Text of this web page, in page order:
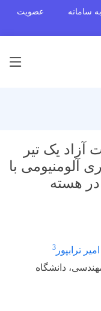
سامانه عضویت
آزاد یک تیر
آلومنیومی با
هسته
امیر ترابپور 3
دانشگاه